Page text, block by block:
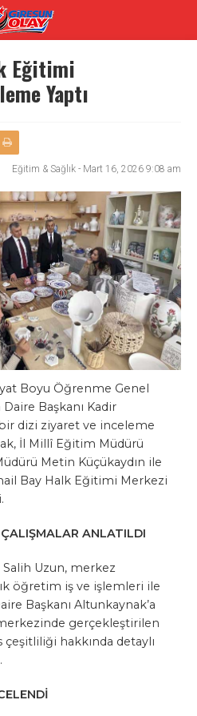
Eğitimi
Yaptı
Eğitim & Sağlık - Mart 16, 2026 9:08 am
Boyu Öğrenme Genel
Başkanı Kadir
dizi ziyaret ve inceleme
İl Millî Eğitim Müdürü
Metin Küçükaydın ile
Bay Halk Eğitimi Merkezi
ANLATILDI
Uzun, merkez
öğretim iş ve işlemleri ile
Başkanı Altunkaynak’a
gerçekleştirilen
hakkında detaylı